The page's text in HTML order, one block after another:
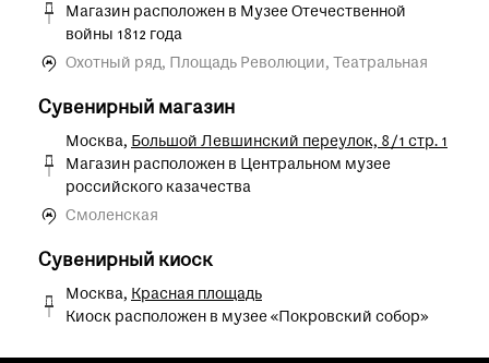
Магазин расположен в Музее Отечественной
войны 1812 года
Охотный ряд, Площадь Революции, Театральная
Сувенирный магазин
Москва, Большой Левшинский переулок, 8/1 стр. 1
Магазин расположен в Центральном музее
российского казачества
Смоленская
Сувенирный киоск
Москва, Красная площадь
Киоск расположен в музее «Покровский собор»